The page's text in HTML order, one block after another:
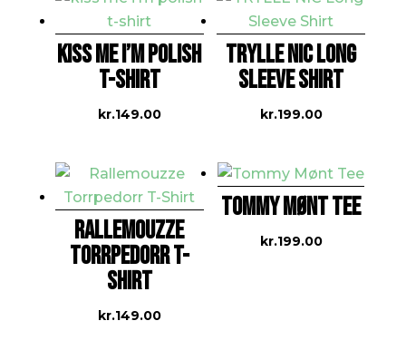
KISS ME I’M POLISH
T-SHIRT
kr.149.00
TRYLLE NIC LONG
SLEEVE SHIRT
kr.199.00
RALLEMOUZZE
TORRPEDORR T-
SHIRT
kr.149.00
TOMMY MØNT TEE
kr.199.00